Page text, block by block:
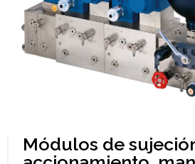
Módulos de